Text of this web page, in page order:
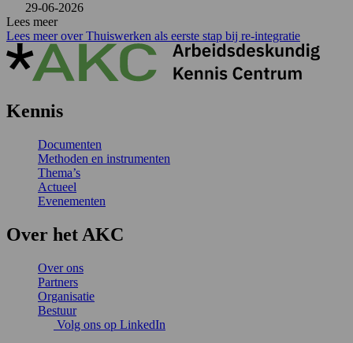
29-06-2026
Lees meer
Lees meer over Thuiswerken als eerste stap bij re-integratie
Kennis
Documenten
Methoden en instrumenten
Thema’s
Actueel
Evenementen
Over het AKC
Over ons
Partners
Organisatie
Bestuur
Volg ons op LinkedIn